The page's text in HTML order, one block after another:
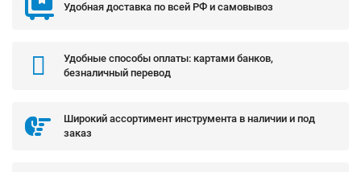
Удобная доставка по всей РФ и самовывоз
Удобные способы оплаты: картами банков,
безналичный перевод
Широкий ассортимент инструмента в наличии и под
заказ